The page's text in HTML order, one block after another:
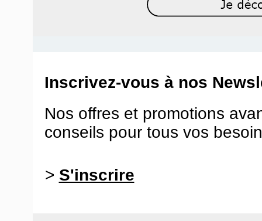
Inscrivez-vous à nos
Nos offres et promotions
conseils pour tous vos
> S'inscrire